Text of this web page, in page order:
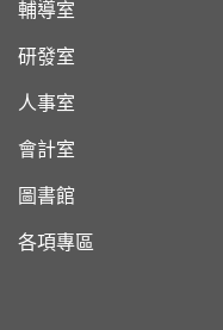
輔導室
研發室
人事室
會計室
圖書館
各項專區